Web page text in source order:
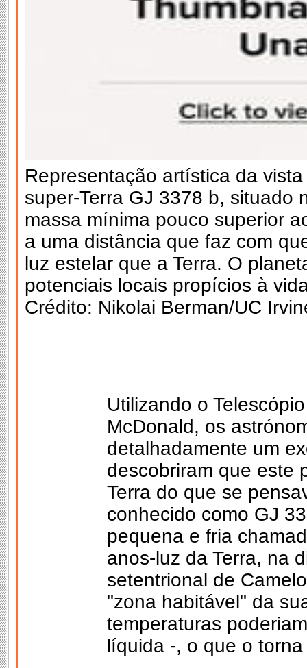
Representação artística da
super-Terra GJ 3378 b, situado
massa mínima pouco superior
a uma distância que faz com
luz estelar que a Terra. O
potenciais locais propícios à
Crédito: Nikolai Berman/UC
Utilizando o
McDonald, os
detalhadamente um
descobriram que este
Terra do que se
conhecido como GJ
pequena e fria
anos-luz da Terra, na
setentrional de
"zona habitável" da
temperaturas
líquida -, o que o